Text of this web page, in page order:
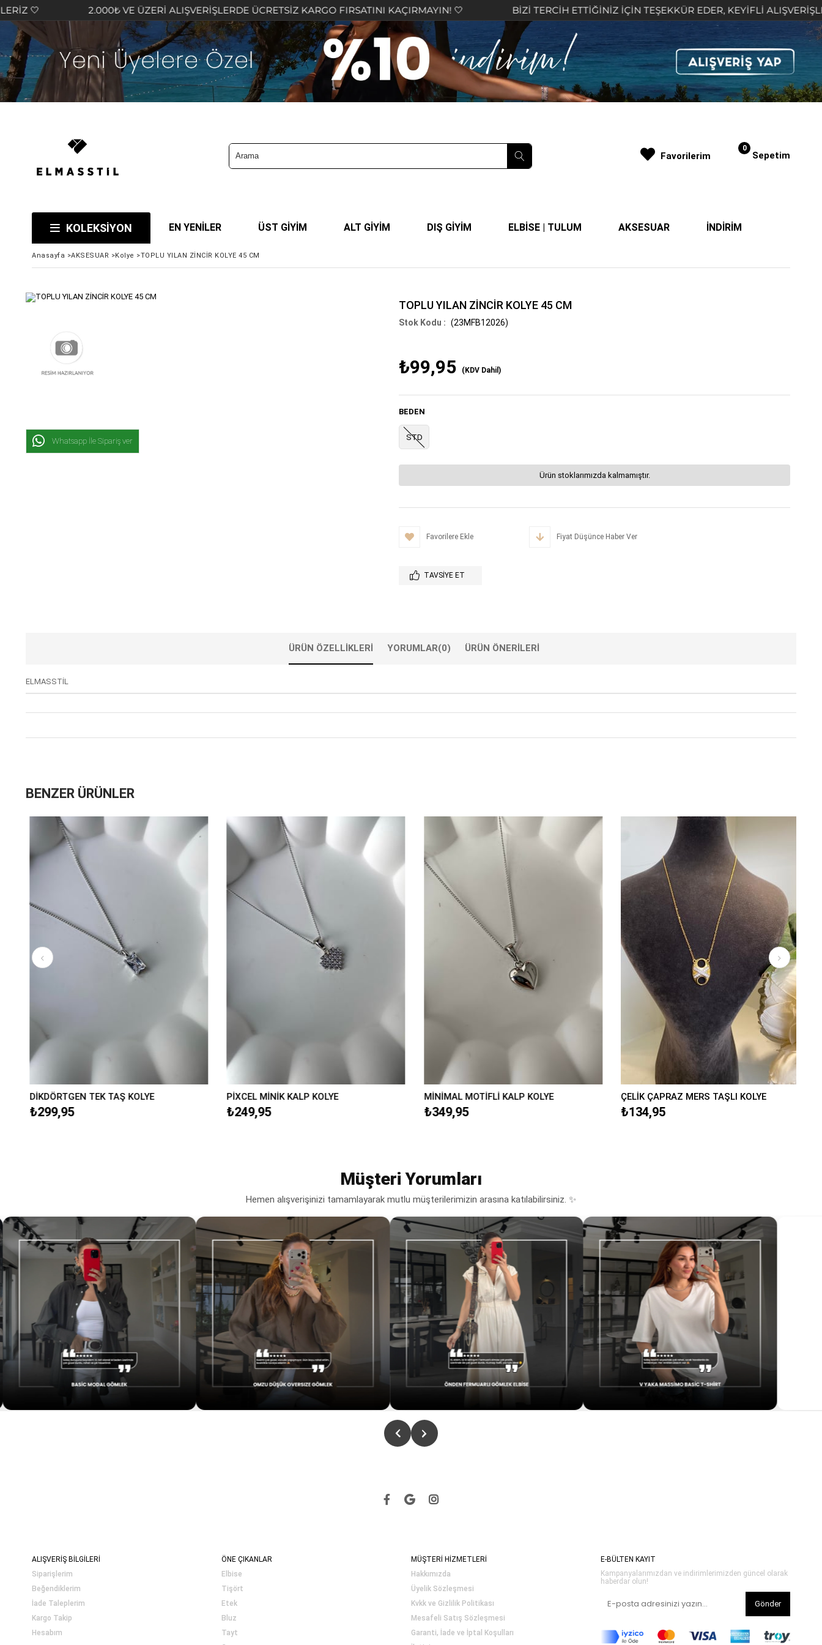
2.000₺ VE ÜZERİ ALIŞVERİŞLERDE ÜCRETSİZ KARGO FIRSATINI KAÇIRMAYIN! 🤍 BİZİ TERCİH ETTİĞİNİZ İÇİN TEŞEKKÜR EDER, KEYİFLİ ALIŞVERİŞLER
Sepetim
0
KOLEKSİYON EN YENİLER ÜST GİYİM ALT GİYİM DIŞ GİYİM ELBİSE | TULUM AKSESUAR İNDİRİM
Favorilerim
Anasayfa >AKSESUAR >Kolye >TOPLU YILAN ZİNCİR KOLYE 45 CM
Whatsapp İle Sipariş ver
TOPLU YILAN ZİNCİR KOLYE 45 CM
(23MFB12026)
₺99,95 (KDV Dahil)
BEDEN
STD
Ürün stoklarımızda kalmamıştır.
Favorilere Ekle Fiyat Düşünce Haber Ver
TAVSIYE ET
ÜRÜN ÖZELLIKLERI YORUMLAR(0) ÜRÜN ÖNERILERI
ELMASSTİL
BENZER ÜRÜNLER
DİKDÖRTGEN TEK TAŞ KOLYE
₺299,95
PİXCEL MİNİK KALP KOLYE
₺249,95
MİNİMAL MOTİFLİ KALP KOLYE
₺349,95
ÇELİK ÇAPRAZ MERS TAŞLI KOLYE
₺134,95
Müşteri Yorumları
Hemen alışverişinizi tamamlayarak mutlu müşterilerimizin arasına katılabilirsiniz. ✨
ALIŞVERİŞ BİLGİLERİ
Siparişlerim
Beğendiklerim
İade Taleplerim
Kargo Takip
Hesabım
ÖNE ÇIKANLAR
Elbise
Tişört
Etek
Bluz
Tayt
MÜŞTERİ HİZMETLERİ
Hakkımızda
Üyelik Sözleşmesi
Kvkk ve Gizlilik Politikası
Mesafeli Satış Sözleşmesi
Garanti, İade ve İptal Koşulları
E-BÜLTEN KAYIT
Kampanyalarımızdan ve indirimlerimizden güncel olarak
haberdar olun!
Gönder